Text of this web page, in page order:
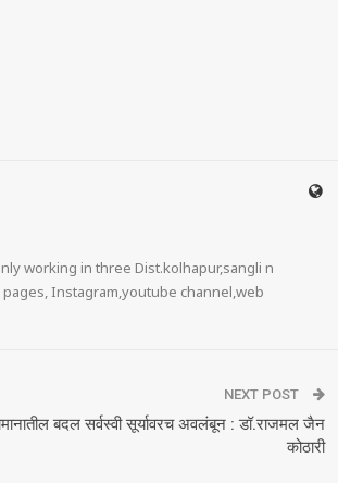
working in three Dist.kolhapur,sangli n
Instagram,youtube channel,web
NEXT POST
बदल सर्वस्वी सूर्यावरच अवलंबून : डॉ.राजमल जैन
कोठारी